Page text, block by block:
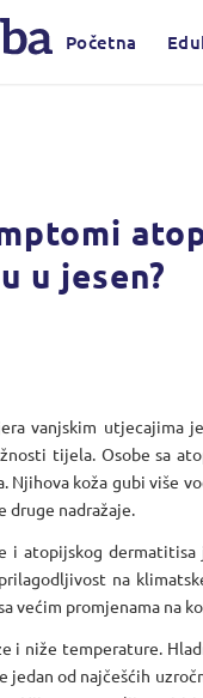
Početna
u jesen?
vanjskim utjecajima
tijela. Osobe sa
Njihova koža gubi više
druge nadražaje.
i atopijskog
na
većim promjenama na
i niže temperature.
jedan od najčešćih